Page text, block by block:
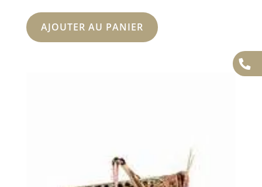
AJOUTER AU PANIER